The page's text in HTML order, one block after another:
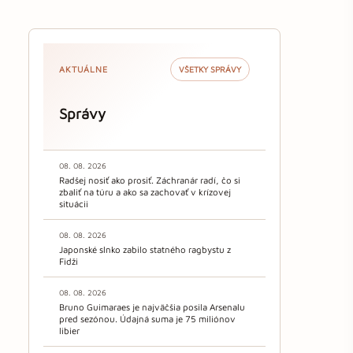
AKTUÁLNE VŠETKY SPRÁVY
Správy
08. 08. 2026
Radšej nosiť ako prosiť. Záchranár radí, čo si
zbaliť na túru a ako sa zachovať v krízovej
situácii
08. 08. 2026
Japonské slnko zabilo statného ragbystu z
Fidži
08. 08. 2026
Bruno Guimaraes je najväčšia posila Arsenalu
pred sezónou. Údajná suma je 75 miliónov
libier